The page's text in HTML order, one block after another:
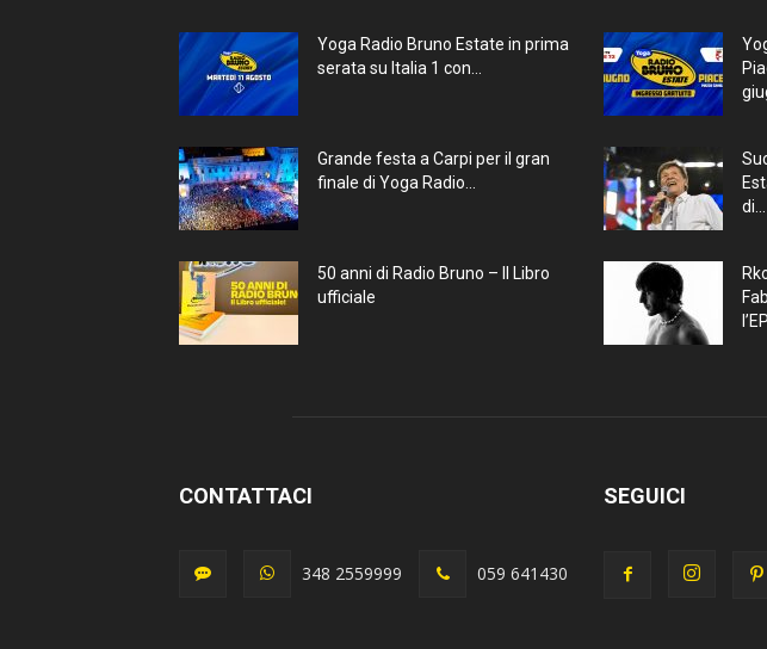
Yoga Radio Bruno Estate in prima
serata su Italia 1 con...
Grande festa a Carpi per il gran
finale di Yoga Radio...
50 anni di Radio Bruno – Il Libro
ufficiale
di...
l’EP...
CONTATTACI
348 2559999 059 641430
SEGUICI